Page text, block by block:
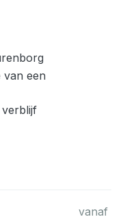
een
vanaf